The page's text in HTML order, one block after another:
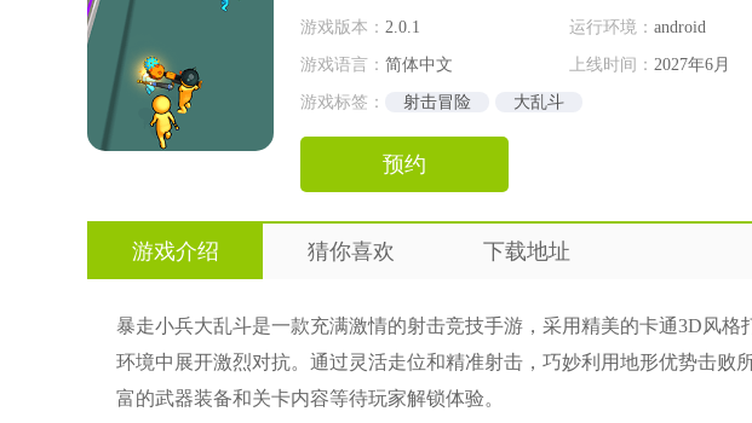
游戏版本： 2.0.1 运行环境： android
游戏语言： 简体中文 上线时间： 2027年6月
游戏标签： 射击冒险 大乱斗
预约
游戏介绍 猜你喜欢 下载地址
暴走小兵大乱斗是一款充满激情的射击竞技手游，采用精美的卡通3D风
环境中展开激烈对抗。通过灵活走位和精准射击，巧妙利用地形优势击败
富的武器装备和关卡内容等待玩家解锁体验。